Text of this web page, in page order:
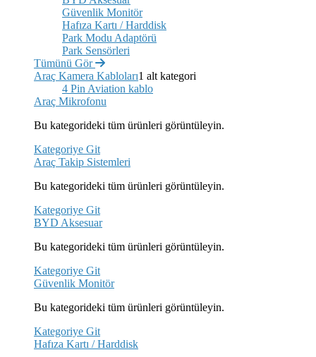
Güvenlik Monitör
Hafıza Kartı / Harddisk
Park Modu Adaptörü
Park Sensörleri
Tümünü Gör
Araç Kamera Kabloları1 alt kategori
4 Pin Aviation kablo
Araç Mikrofonu
Bu kategorideki tüm ürünleri görüntüleyin.
Kategoriye Git
Araç Takip Sistemleri
Bu kategorideki tüm ürünleri görüntüleyin.
Kategoriye Git
BYD Aksesuar
Bu kategorideki tüm ürünleri görüntüleyin.
Kategoriye Git
Güvenlik Monitör
Bu kategorideki tüm ürünleri görüntüleyin.
Kategoriye Git
Hafıza Kartı / Harddisk